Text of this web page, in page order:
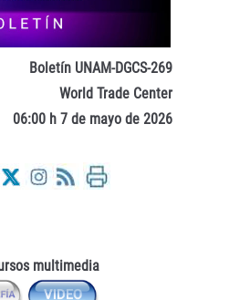
Boletín UNAM-DGCS-269
World Trade Center
06:00 h 7 de mayo de 2026
multimedia